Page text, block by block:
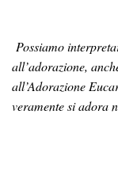
Possiamo
all’adorazione,
all’Adorazione
veramente si adora